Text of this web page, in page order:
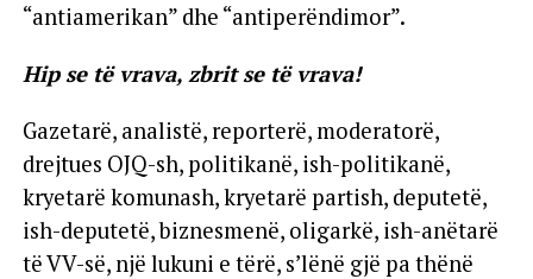
“antiamerikan” dhe “antiperëndimor”.
Hip se të vrava, zbrit se të vrava!
Gazetarë, analistë, reporterë, moderatorë,
drejtues OJQ-sh, politikanë, ish-politikanë,
kryetarë komunash, kryetarë partish, deputetë,
ish-deputetë, biznesmenë, oligarkë, ish-anëtarë
të VV-së, një lukuni e tërë, s’lënë gjë pa thënë